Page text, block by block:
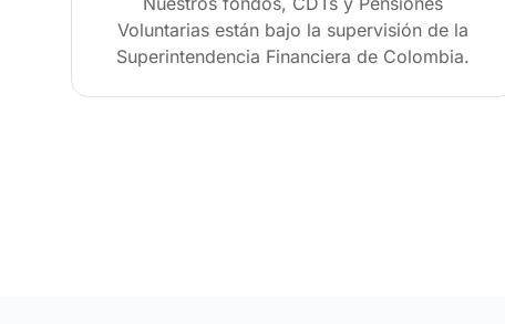
Voluntarias están bajo la supervisión de la
Superintendencia Financiera de Colombia.